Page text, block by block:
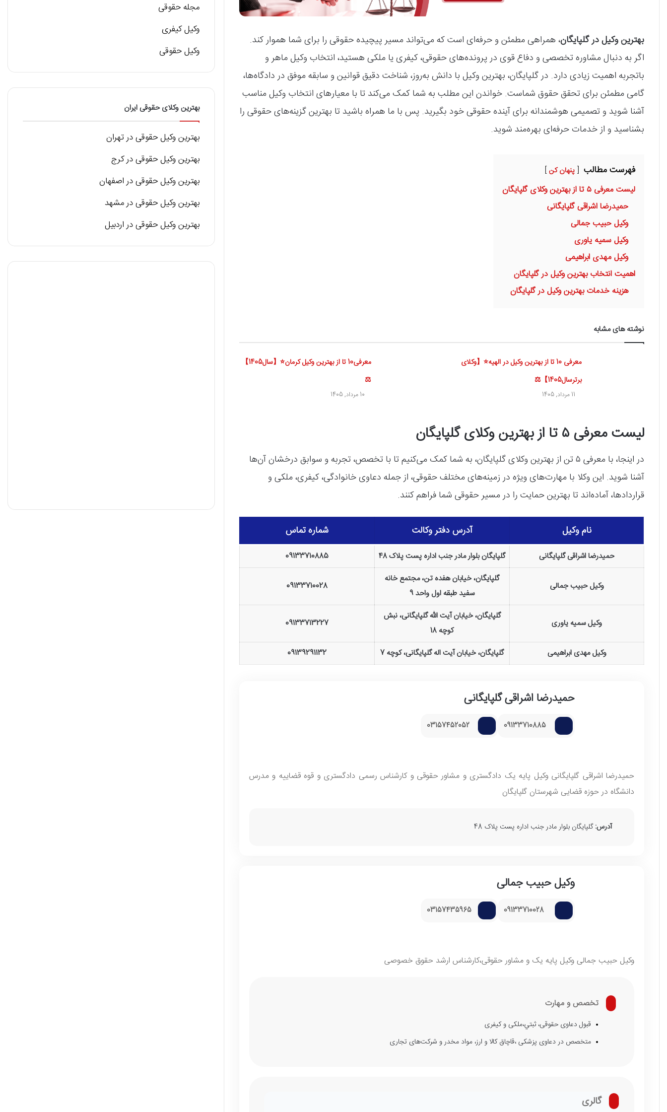
بهترین وکیل در گلپایگان، همراهی مطمئن و حرفه‌ای است که می‌تواند مسیر پیچیده حقوقی را برای شما هموار کند.
اگر به دنبال مشاوره تخصصی و دفاع قوی در پرونده‌های حقوقی، کیفری یا ملکی هستید، انتخاب وکیل ماهر و
باتجربه اهمیت زیادی دارد. در گلپایگان، بهترین وکیل با دانش به‌روز، شناخت دقیق قوانین و سابقه موفق در دادگاه‌ها،
گامی مطمئن برای تحقق حقوق شماست. خواندن این مطلب به شما کمک می‌کند تا با معیارهای انتخاب وکیل مناسب
آشنا شوید و تصمیمی هوشمندانه برای آینده حقوقی خود بگیرید. پس با ما همراه باشید تا بهترین گزینه‌های حقوقی را
بشناسید و از خدمات حرفه‌ای بهره‌مند شوید.
فهرست مطالب پنهان کن
لیست معرفی ۵ تا از بهترین وکلای گلپایگان
حمیدرضا اشراقی گلپایگانی
وکیل حبيب جمالی
وکیل سمیه یاوری
وکیل مهدی ابراهیمی
اهمیت انتخاب بهترین وکیل در گلپایگان
هزینه خدمات بهترین وکیل در گلپایگان
نوشته های مشابه
معرفی 10 تا از بهترین وکیل در الهیه⭐【وکلای
برترسال1405】⚖️
11 مرداد, 1405
معرفی10 تا از بهترین وکیل کرمان⭐【سال1405】
⚖️
10 مرداد, 1405
لیست معرفی ۵ تا از بهترین وکلای گلپایگان
در اینجا، با معرفی ۵ تن از بهترین وکلای گلپایگان، به شما کمک می‌کنیم تا با تخصص، تجربه و سوابق درخشان آن‌ها
آشنا شوید. این وکلا با مهارت‌های ویژه در زمینه‌های مختلف حقوقی، از جمله دعاوی خانوادگی، کیفری، ملکی و
قراردادها، آماده‌اند تا بهترین حمایت را در مسیر حقوقی شما فراهم کنند.
نام وکیل آدرس دفتر وکالت شماره تماس
حمیدرضا اشراقی گلپایگانی گلپایگان بلوار مادر جنب اداره پست پلاک 48 09133710885
وکیل حبيب جمالی
گلپایگان، خیابان هفده تن، مجتمع خانه
سفید طبقه اول واحد 9
09133710028
وکیل سمیه یاوری
گلپایگان، خیابان آیت الله گلپایگانی، نبش
کوچه 18
09133713227
وکیل مهدی ابراهیمی گلپایگان، خیابان آیت اله گلپایگانی، کوچه 7 09139291132
حمیدرضا اشراقی گلپایگانی
09133710885
03157452052
حمیدرضا اشراقی گلپایگانی وکیل پایه یک دادگستری و مشاور حقوقی و کارشناس رسمی دادگستری و قوه قضاییه و مدرس
دانشگاه در حوزه قضایی شهرستان گلپایگان
آدرس:گلپایگان بلوار مادر جنب اداره پست پلاک 48
وکیل حبيب جمالی
09133710028
03157435965
وکیل حبيب جمالی وکیل پایه یک و مشاور حقوقی،کارشناس ارشد حقوق خصوصی
تخصص و مهارت
قبول دعاوی حقوقی، ثبتي،ملکی و کیفری
متخصص در دعاوی پزشکی ،قاچاق کالا و ارز، مواد مخدر و شرکت‌های تجاری
گالری
مجله حقوقی
وکیل کیفری
وکیل حقوقی
بهترین وکلای حقوقی ایران
بهترین وکیل حقوقی در تهران
بهترین وکیل حقوقی در کرج
بهترین وکیل حقوقی در اصفهان
بهترین وکیل حقوقی در مشهد
بهترین وکیل حقوقی در اردبیل